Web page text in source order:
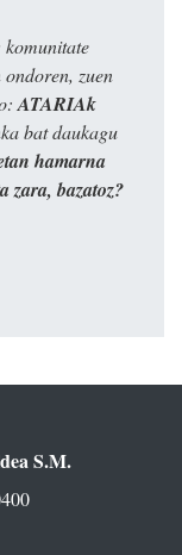
zuen
ATARIAk
bat daukagu
hamarna
zara, bazatoz?
S.M.